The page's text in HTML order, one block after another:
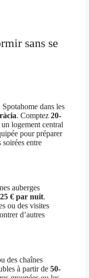
sans se
dans les
. Comptez 20-
logement central
pour préparer
soirées entre
auberges
€ par nuit.
ou des visites
d’autres
des chaînes
à partir de 50-